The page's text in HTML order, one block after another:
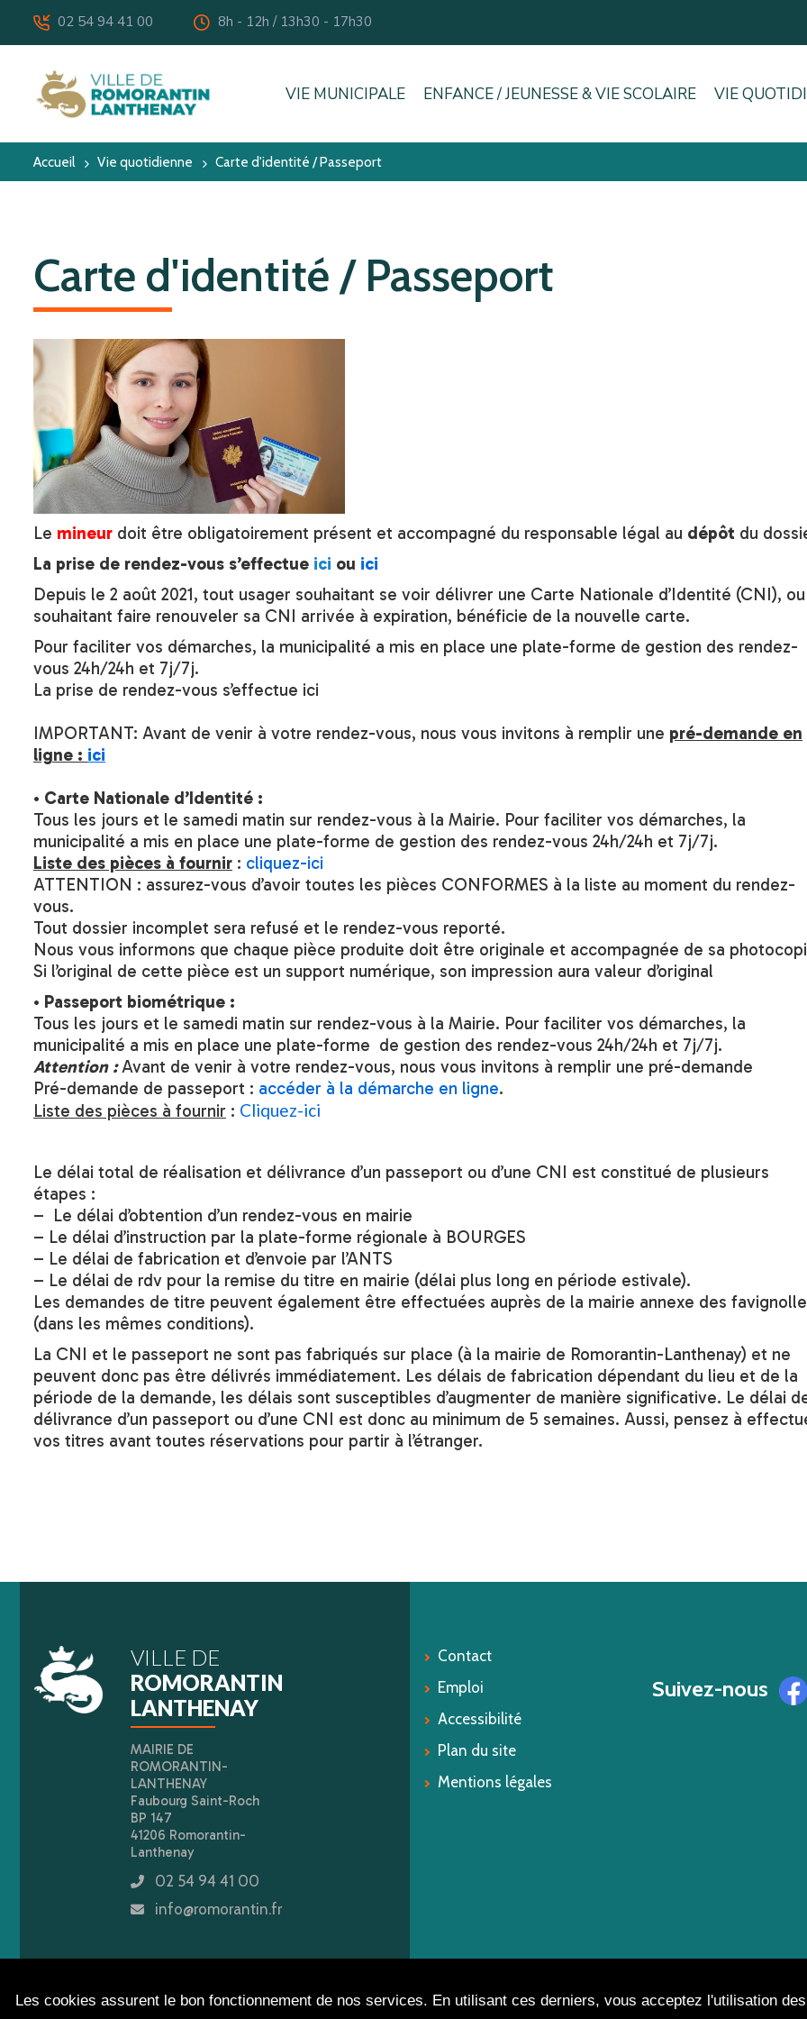
Les cookies assurent le bon fonctionnement de nos services. En utilisant ces derniers, vous acceptez l'utilisation
icon
02 54 94 41 00 icon
8h - 12h / 13h30 - 17h30
VIE MUNICIPALE ENFANCE / JEUNESSE & VIE SCOLAIRE VIE
Accueil Vie quotidienne Carte d'identité / Passeport
Carte d'identité / Passeport
Le mineur doit être obligatoirement présent et accompagné du responsable légal au dépôt du
La prise de rendez-vous s’effectue ici ou ici
Depuis le 2 août 2021, tout usager souhaitant se voir délivrer une Carte Nationale d’Identité (CNI), ou
souhaitant faire renouveler sa CNI arrivée à expiration, bénéficie de la nouvelle carte.
Pour faciliter vos démarches, la municipalité a mis en place une plate-forme de gestion des rendez-
vous 24h/24h et 7j/7j.
La prise de rendez-vous s’effectue ici
IMPORTANT: Avant de venir à votre rendez-vous, nous vous invitons à remplir une pré-demande en
ligne : ici
• Carte Nationale d’Identité :
Tous les jours et le samedi matin sur rendez-vous à la Mairie. Pour faciliter vos démarches, la
municipalité a mis en place une plate-forme de gestion des rendez-vous 24h/24h et 7j/7j.
Liste des pièces à fournir : cliquez-ici
ATTENTION : assurez-vous d’avoir toutes les pièces CONFORMES à la liste au moment du rendez-
vous.
Tout dossier incomplet sera refusé et le rendez-vous reporté.
Nous vous informons que chaque pièce produite doit être originale et accompagnée de sa
Si l’original de cette pièce est un support numérique, son impression aura valeur d’original
• Passeport biométrique :
Tous les jours et le samedi matin sur rendez-vous à la Mairie. Pour faciliter vos démarches, la
municipalité a mis en place une plate-forme de gestion des rendez-vous 24h/24h et 7j/7j.
Attention : Avant de venir à votre rendez-vous, nous vous invitons à remplir une pré-demande
Pré-demande de passeport : accéder à la démarche en ligne.
Liste des pièces à fournir : Cliquez-ici
Le délai total de réalisation et délivrance d’un passeport ou d’une CNI est constitué de plusieurs
étapes :
– Le délai d’obtention d’un rendez-vous en mairie
– Le délai d’instruction par la plate-forme régionale à BOURGES
– Le délai de fabrication et d’envoie par l’ANTS
– Le délai de rdv pour la remise du titre en mairie (délai plus long en période estivale).
Les demandes de titre peuvent également être effectuées auprès de la mairie annexe des
(dans les mêmes conditions).
La CNI et le passeport ne sont pas fabriqués sur place (à la mairie de Romorantin-Lanthenay) et ne
peuvent donc pas être délivrés immédiatement. Les délais de fabrication dépendant du lieu et de la
période de la demande, les délais sont susceptibles d’augmenter de manière significative. Le délai
délivrance d’un passeport ou d’une CNI est donc au minimum de 5 semaines. Aussi, pensez à
vos titres avant toutes réservations pour partir à l’étranger.
VILLE DE
ROMORANTIN
LANTHENAY
MAIRIE DE
ROMORANTIN-
LANTHENAY
Faubourg Saint-Roch
BP 147
41206 Romorantin-
Lanthenay
icon
02 54 94 41 00
icon
info@romorantin.fr
Contact
Emploi
Accessibilité
Plan du site
Mentions légales
Suivez-nous